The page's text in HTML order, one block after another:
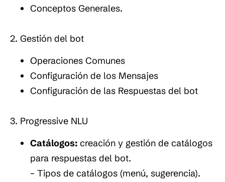
Conceptos Generales.
2. Gestión del bot
Operaciones Comunes
Configuración de los Mensajes
Configuración de las Respuestas del bot
3. Progressive NLU
Catálogos: creación y gestión de catálogos
para respuestas del bot.
– Tipos de catálogos (menú, sugerencia).